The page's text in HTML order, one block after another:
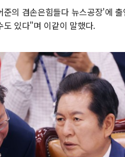
의 겸손은힘들다 뉴스공장'에
도 있다"며 이같이 말했다.